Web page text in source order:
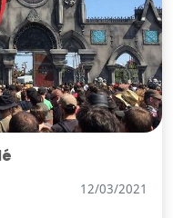
12/03/2021